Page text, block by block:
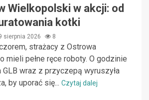
Wielkopolski w akcji: od
kotki
sierpnia 2026 8
strażacy z Ostrowa
mieli pełne ręce roboty. O godzinie
wraz z przyczepą wyruszyła
by uporać się... Czytaj dalej